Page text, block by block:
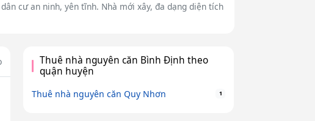
cư an ninh, yên tĩnh. Nhà mới xây, đa dạng diện tích
Thuê nhà nguyên căn Bình Định theo
quận huyện
Thuê nhà nguyên căn Quy Nhơn 1